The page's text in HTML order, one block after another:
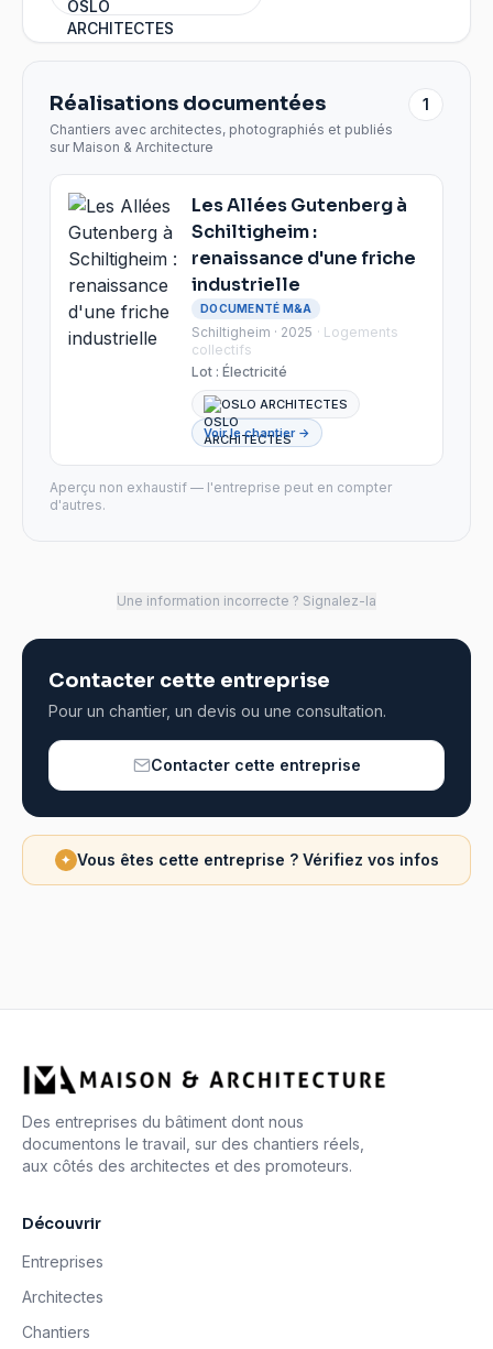
Réalisations documentées
Chantiers avec architectes, photographiés et publiés
sur Maison & Architecture
1
Les Allées Gutenberg à
Schiltigheim :
renaissance d'une friche
industrielle
DOCUMENTÉ M&A
Schiltigheim · 2025 · Logements
collectifs
Lot : Électricité
OSLO ARCHITECTES
Voir le chantier →
Aperçu non exhaustif — l'entreprise peut en compter
d'autres.
Une information incorrecte ? Signalez-la
Contacter cette entreprise
Pour un chantier, un devis ou une consultation.
Contacter cette entreprise
✦ Vous êtes cette entreprise ? Vérifiez vos infos
Des entreprises du bâtiment dont nous
documentons le travail, sur des chantiers réels,
aux côtés des architectes et des promoteurs.
Découvrir
Entreprises
Architectes
Chantiers